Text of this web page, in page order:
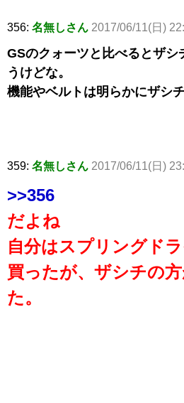
356: 名無しさん 2017/06/11(日)
GSのクォーツと比べるとザシ
うけどな。
機能やベルトは明らかにザシ
359: 名無しさん 2017/06/11(日)
>>356
だよね
自分はスプリングド
買ったが、ザシチの
た。